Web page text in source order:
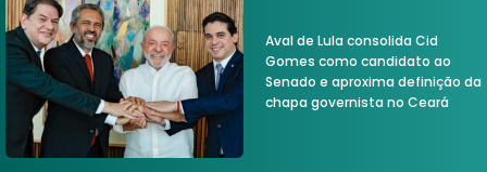
Aval de Lula consolida Cid
Gomes como candidato ao
Senado e aproxima definição da
chapa governista no Ceará